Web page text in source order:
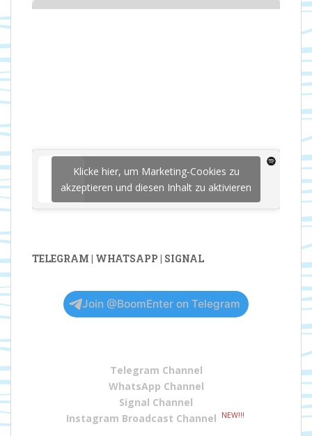
Klicke hier, um Marketing-Cookies zu
akzeptieren und diesen Inhalt zu aktivieren
TELEGRAM | WHATSAPP | SIGNAL
Join @BoomEnter on Telegram
Telegram Channel
WhatsApp Channel
Signal Channel
Instagram Broadcast Channel
NEW!!!